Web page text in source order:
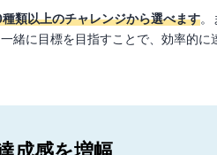
類以上のチャレンジから選べます。
緒に目標を目指すことで、効率的に